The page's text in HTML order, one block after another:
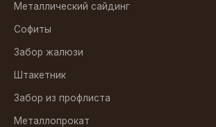
Металлический сайдинг
Софиты
Забор жалюзи
Штакетник
Забор из профлиста
Металлопрокат